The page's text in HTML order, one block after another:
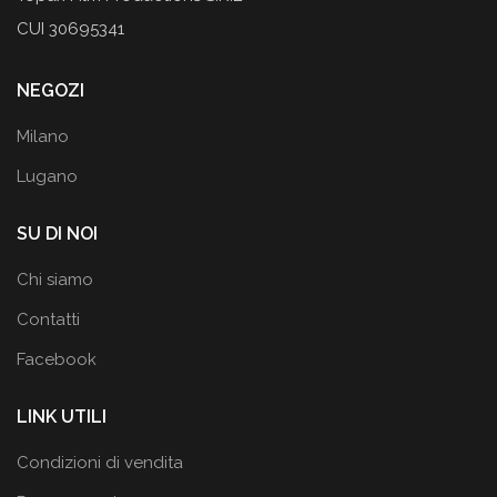
CUI 30695341
NEGOZI
Milano
Lugano
SU DI NOI
Chi siamo
Contatti
Facebook
LINK UTILI
Condizioni di vendita